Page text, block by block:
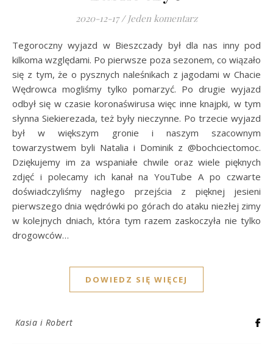
2020-12-17 / Jeden komentarz
Tegoroczny wyjazd w Bieszczady był dla nas inny pod
kilkoma względami. Po pierwsze poza sezonem, co wiązało
się z tym, że o pysznych naleśnikach z jagodami w Chacie
Wędrowca mogliśmy tylko pomarzyć. Po drugie wyjazd
odbył się w czasie koronaświrusa więc inne knajpki, w tym
słynna Siekierezada, też były nieczynne. Po trzecie wyjazd
był w większym gronie i naszym szacownym
towarzystwem byli Natalia i Dominik z @bochciectomoc.
Dziękujemy im za wspaniałe chwile oraz wiele pięknych
zdjęć i polecamy ich kanał na YouTube A po czwarte
doświadczyliśmy nagłego przejścia z pięknej jesieni
pierwszego dnia wędrówki po górach do ataku niezłej zimy
w kolejnych dniach, która tym razem zaskoczyła nie tylko
drogowców…
DOWIEDZ SIĘ WIĘCEJ
Kasia i Robert